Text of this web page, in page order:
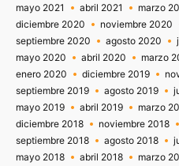
mayo 2021
abril 2021 marzo
diciembre 2020
noviembre 2020
septiembre 2020
agosto 2020
mayo 2020
abril 2020 marzo
enero 2020
diciembre 2019
septiembre 2019
agosto 2019
mayo 2019
abril 2019 marzo
diciembre 2018
noviembre 2018
septiembre 2018
agosto 2018
mayo 2018
abril 2018 marzo